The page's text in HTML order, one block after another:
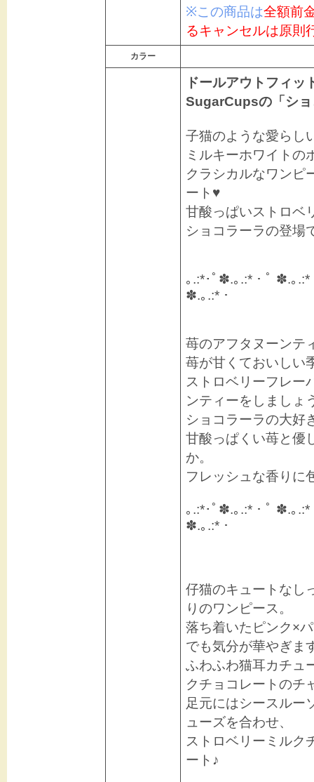
※この商品は全額前
るキャンセルは原則
カラー
ドールアウトフィ
SugarCupsの「ショ
子猫のような愛らし
ミルキーホワイトの
クラシカルなワンピ
ート♥
甘酸っぱいストロベ
ショコラーラの登場
｡.:*･ﾟ✽.｡.:*・ﾟ ✽.｡
✽.｡.:*・
苺のアフタヌーンテ
苺が甘くておいしい
ストロベリーフレー
ンティーをしましょ
ショコラーラの大好
甘酸っぱくい苺と優
か。
フレッシュな香りに
｡.:*･ﾟ✽.｡.:*・ﾟ ✽.｡
✽.｡.:*・
仔猫のキュートなし
りのワンピース。
落ち着いたピンク×
でも気分が華やぎま
ふわふわ猫耳カチュ
クチョコレートのチ
足元にはシースルー
ューズを合わせ、
ストロベリーミルク
ート♪